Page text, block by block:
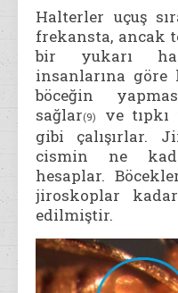
Halterler uçuş
frekansta, ancak
bir yukarı
insanlarına göre
böceğin
sağlar(9)
ve
gibi çalışırlar.
cismin ne
hesaplar.
jiroskoplar
edilmiştir.